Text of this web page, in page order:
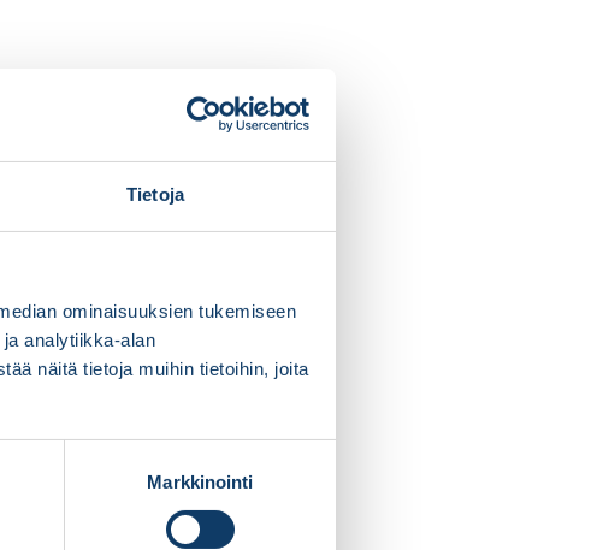
Tietoja
ominaisuuksien tukemiseen
analytiikka-alan
näitä tietoja muihin tietoihin, joita
Markkinointi